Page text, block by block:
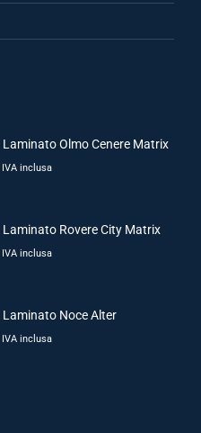
Olmo Cenere Matrix
IVA inclusa
Rovere City Matrix
IVA inclusa
Noce Alter
IVA inclusa